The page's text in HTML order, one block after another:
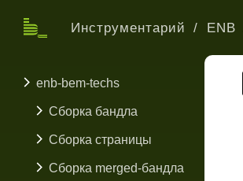
Инструментарий ENB
enb-bem-techs
Сборка бандла
Сборка страницы
Сборка merged-бандла